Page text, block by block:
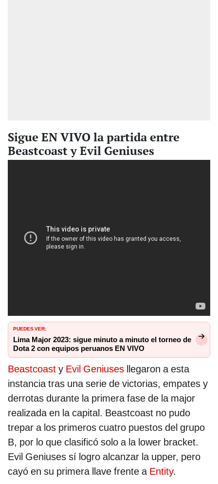
Sigue EN VIVO la partida entre
Beastcoast y Evil Geniuses
PUEDES VER:
Lima Major 2023: sigue minuto a minuto el torneo de
Dota 2 con equipos peruanos EN VIVO
Beastcoast y Evil Geniuses llegaron a esta
instancia tras una serie de victorias, empates y
derrotas durante la primera fase de la major
realizada en la capital. Beastcoast no pudo
trepar a los primeros cuatro puestos del grupo
B, por lo que clasificó solo a la lower bracket.
Evil Geniuses sí logro alcanzar la upper, pero
cayó en su primera llave frente a Entity.